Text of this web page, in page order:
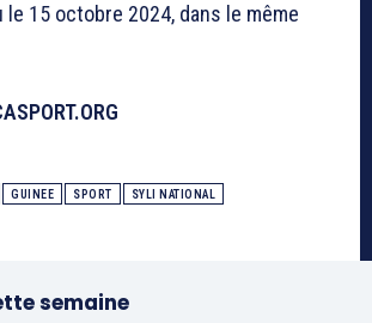
le 15 octobre 2024, dans le même
GUINEE SPORT SYLI NATIONAL
semaine